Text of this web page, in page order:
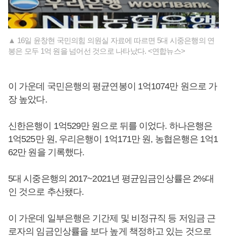
▲ 16일 윤창현 국민의힘 의원실 자료에 따르면 5대 시중은행의 연
봉은 모두 1억 원을 넘어선 것으로 나타났다. <연합뉴스>
이 가운데 국민은행의 평균연봉이 1억1074만 원으로 가
장 높았다.
신한은행이 1억529만 원으로 뒤를 이었다. 하나은행은
1억525만 원, 우리은행이 1억171만 원, 농협은행은 1억1
62만 원을 기록했다.
5대 시중은행의 2017~2021년 평균임금인상률은 2%대
인 것으로 추산됐다.
이 가운데 일부은행은 기간제 및 비정규직 등 저임금 근
로자의 임금인상률을 보다 높게 책정하고 있는 것으로